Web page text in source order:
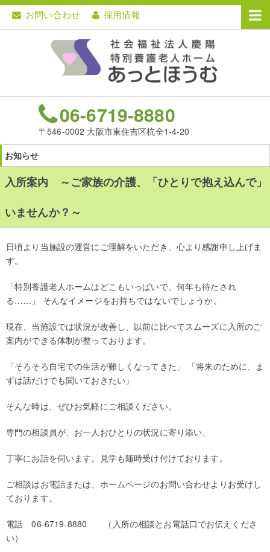
お問い合わせ 採用情報
06-6719-8880
〒546-0002 大阪市東住吉区杭全1-4-20
お知らせ
入所案内 ～ご家族の介護、「ひとりで抱え込んで」
いませんか？～
日頃より当施設の運営にご理解をいただき、心より感謝申し上げま
す。
「特別養護老人ホームはどこもいっぱいで、何年も待たされ
る……」 そんなイメージをお持ちではないでしょうか。
現在、当施設では状況が改善し、以前に比べてスムーズに入所のご
案内ができる体制が整っております。
「そろそろ自宅での生活が難しくなってきた」 「将来のために、ま
ずは話だけでも聞いておきたい」
そんな時は、ぜひお気軽にご相談ください。
専門の相談員が、お一人おひとりの状況に寄り添い、
丁寧にお話を伺います。見学も随時受け付けております。
ご相談はお電話または、ホームページのお問い合わせよりお受けし
ております。
電話 06-6719-8880 （入所の相談とお電話口でお伝えくださ
い）